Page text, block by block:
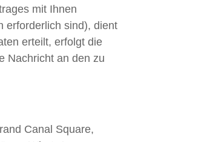
mit Ihnen
erforderlich sind), dient
erteilt, erfolgt die
Nachricht an den zu
Canal Square,